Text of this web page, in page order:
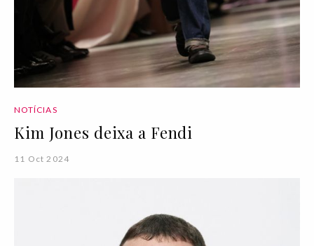
NOTÍCIAS
Kim Jones deixa a Fendi
11 Oct 2024